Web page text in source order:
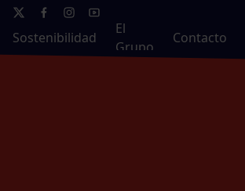
Sostenibilidad
El
Grupo
Contacto